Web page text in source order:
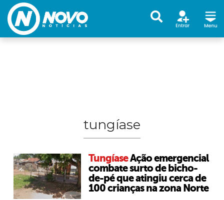
tungíase
TungíaseAção emergencial
combate surto de bicho-
de-pé que atingiu cerca de
100 crianças na zona Norte